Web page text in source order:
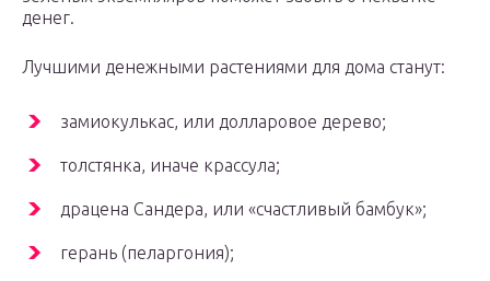
денег.
Лучшими денежными растениями для дома станут:
замиокулькас, или долларовое дерево;
толстянка, иначе крассула;
драцена Сандера, или «счастливый бамбук»;
герань (пеларгония);